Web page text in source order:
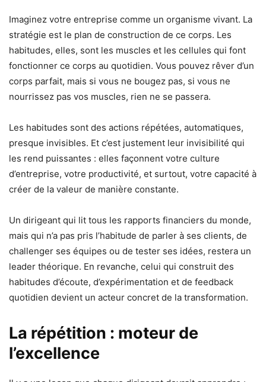
Imaginez votre entreprise comme un organisme vivant. La
stratégie est le plan de construction de ce corps. Les
habitudes, elles, sont les muscles et les cellules qui font
fonctionner ce corps au quotidien. Vous pouvez rêver d’un
corps parfait, mais si vous ne bougez pas, si vous ne
nourrissez pas vos muscles, rien ne se passera.
Les habitudes sont des actions répétées, automatiques,
presque invisibles. Et c’est justement leur invisibilité qui
les rend puissantes : elles façonnent votre culture
d’entreprise, votre productivité, et surtout, votre capacité à
créer de la valeur de manière constante.
Un dirigeant qui lit tous les rapports financiers du monde,
mais qui n’a pas pris l’habitude de parler à ses clients, de
challenger ses équipes ou de tester ses idées, restera un
leader théorique. En revanche, celui qui construit des
habitudes d’écoute, d’expérimentation et de feedback
quotidien devient un acteur concret de la transformation.
La répétition : moteur de
l’excellence